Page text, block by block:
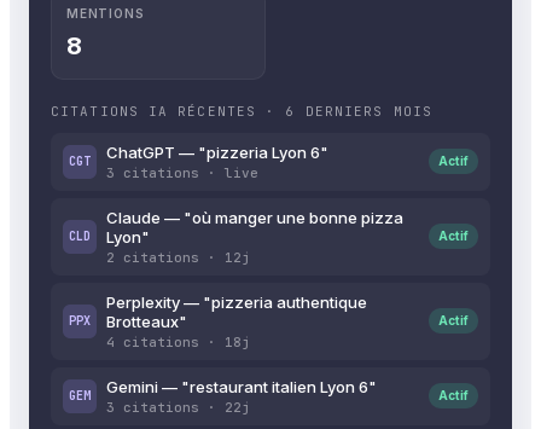
MENTIONS
8
CITATIONS IA RÉCENTES · 6 DERNIERS MOIS
CGT ChatGPT — "pizzeria Lyon 6"
3 citations · live
Actif
CLD
Claude — "où manger une bonne pizza
Lyon"
2 citations · 12j
Actif
PPX
Perplexity — "pizzeria authentique
Brotteaux"
4 citations · 18j
Actif
GEM Gemini — "restaurant italien Lyon 6"
3 citations · 22j
Actif